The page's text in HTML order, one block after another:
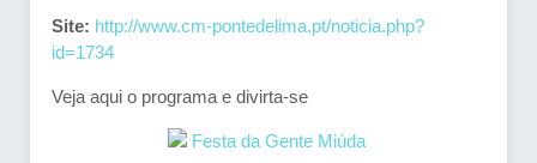
Site: http://www.cm-pontedelima.pt/noticia.php?
id=1734
Veja aqui o programa e divirta-se